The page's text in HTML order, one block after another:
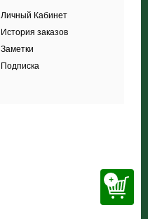
Личный Кабинет
История заказов
Заметки
Подписка
+